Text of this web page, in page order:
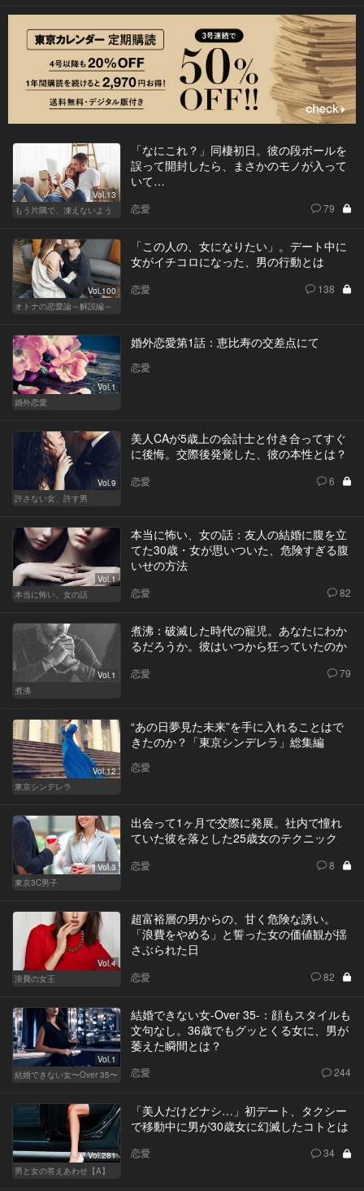
Vol.13
もう片隅で、凍えないよう
「なにこれ？」同棲初日。彼の段ボールを
誤って開封したら、まさかのモノが入って
いて…
恋愛 79
Vol.100
オトナの恋愛論～解説編～
「この人の、女になりたい」。デート中に
女がイチコロになった、男の行動とは
恋愛 138
Vol.1
婚外恋愛
婚外恋愛第1話：恵比寿の交差点にて
恋愛
Vol.9
許さない女、許す男
美人CAが5歳上の会計士と付き合ってすぐ
に後悔。交際後発覚した、彼の本性とは？
恋愛 6
Vol.1
本当に怖い、女の話
本当に怖い、女の話：友人の結婚に腹を立
てた30歳・女が思いついた、危険すぎる腹
いせの方法
恋愛 82
Vol.1
煮沸
煮沸：破滅した時代の寵児。あなたにわか
るだろうか。彼はいつから狂っていたのか
恋愛 79
Vol.12
東京シンデレラ
“あの日夢見た未来”を手に入れることはで
きたのか？「東京シンデレラ」総集編
恋愛
Vol.3
東京3C男子
出会って1ヶ月で交際に発展。社内で憧れ
ていた彼を落とした25歳女のテクニック
恋愛 8
Vol.4
浪費の女王
超富裕層の男からの、甘く危険な誘い。
「浪費をやめる」と誓った女の価値観が揺
さぶられた日
恋愛 82
Vol.1
結婚できない女〜Over 35〜
結婚できない女-Over 35-：顔もスタイルも
文句なし。36歳でもグッとくる女に、男が
萎えた瞬間とは？
恋愛 244
Vol.281
男と女の答えあわせ【A】
「美人だけどナシ…」初デート、タクシー
で移動中に男が30歳女に幻滅したコトとは
恋愛 34